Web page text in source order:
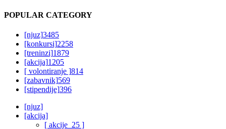
POPULAR CATEGORY
[njuz]3485
[konkursi]2258
[treninzi]1879
[akcija]1205
[ volontiranje ]814
[zabavnik]569
[stipendije]396
[njuz]
[akcija]
[ akcije_25 ]